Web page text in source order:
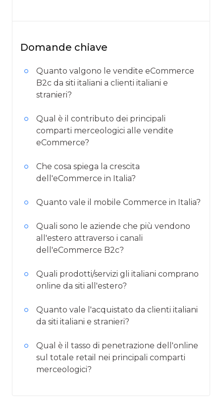
Domande chiave
Quanto valgono le vendite eCommerce
B2c da siti italiani a clienti italiani e
stranieri?
Qual è il contributo dei principali
comparti merceologici alle vendite
eCommerce?
Che cosa spiega la crescita
dell'eCommerce in Italia?
Quanto vale il mobile Commerce in Italia?
Quali sono le aziende che più vendono
all'estero attraverso i canali
dell'eCommerce B2c?
Quali prodotti/servizi gli italiani comprano
online da siti all'estero?
Quanto vale l'acquistato da clienti italiani
da siti italiani e stranieri?
Qual è il tasso di penetrazione dell'online
sul totale retail nei principali comparti
merceologici?